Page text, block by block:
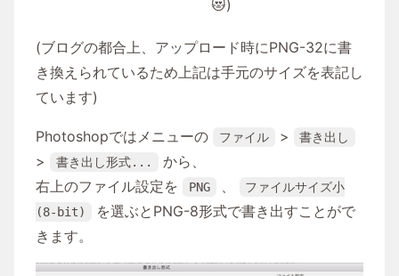
😻)
(ブログの都合上、アップロード時にPNG-32に書
き換えられているため上記は手元のサイズを表記し
ています)
Photoshopではメニューの ファイル > 書き出し
> 書き出し形式...
から、
右上のファイル設定を
PNG 、
ファイルサイズ小
(8-bit)
を選ぶとPNG-8形式で書き出すことがで
きます。